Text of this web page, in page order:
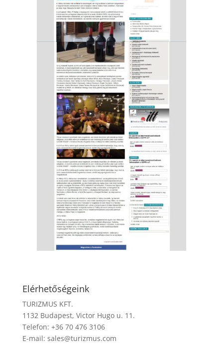
Elérhetőségeink
TURIZMUS KFT.
1132 Budapest, Victor Hugo u. 11.
Telefon: +36 70 476 3106
E-mail: sales@turizmus.com